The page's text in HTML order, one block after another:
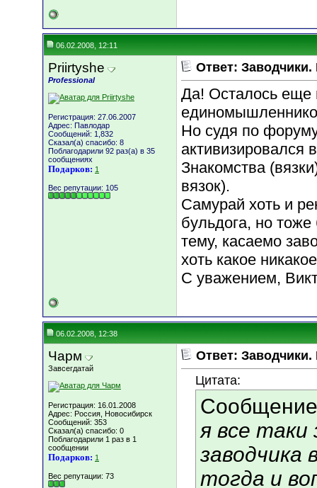
06.02.2008, 12:11
Priirtyshe
Professional
Регистрация: 27.06.2007
Адрес: Павлодар
Сообщений: 1,832
Сказал(а) спасибо: 8
Поблагодарили 92 раз(а) в 35
сообщениях
Подарков: 1
Вес репутации: 105
Ответ:
Да! Осталось еще
Но судя по
активизировался
Знакомства
вязок).
Самурай хоть и
бульдога, но
тему, касаемо
хоть какое
С уважением,
06.02.2008, 12:38
Чарм
Завсегдатай
Регистрация: 16.01.2008
Адрес: Россия, Новосибирск
Сообщений: 353
Сказал(а) спасибо: 0
Поблагодарили 1 раз в 1
сообщении
Подарков: 1
Вес репутации: 73
Ответ:
Цитата:
я все
заводчика
тогда и